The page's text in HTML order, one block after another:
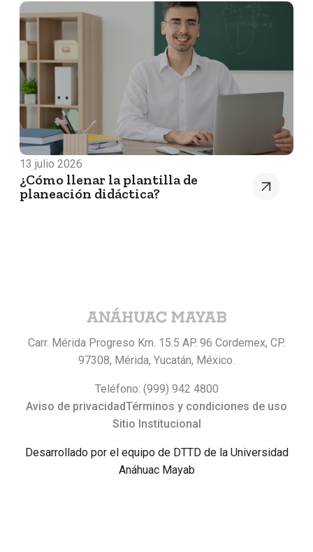
13 julio 2026
¿Cómo llenar la plantilla de
planeación didáctica?
Carr. Mérida Progreso Km. 15.5 AP. 96 Cordemex, CP.
97308, Mérida, Yucatán, México.
Teléfono: (999) 942 4800
Aviso de privacidadTérminos y condiciones de uso
Sitio Institucional
Desarrollado por el equipo de DTTD de la Universidad
Anáhuac Mayab